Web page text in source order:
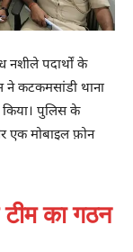
पदार्थों के
कटकमसांडी थाना
किया। पुलिस के
एक मोबाइल फ़ोन
का गठन